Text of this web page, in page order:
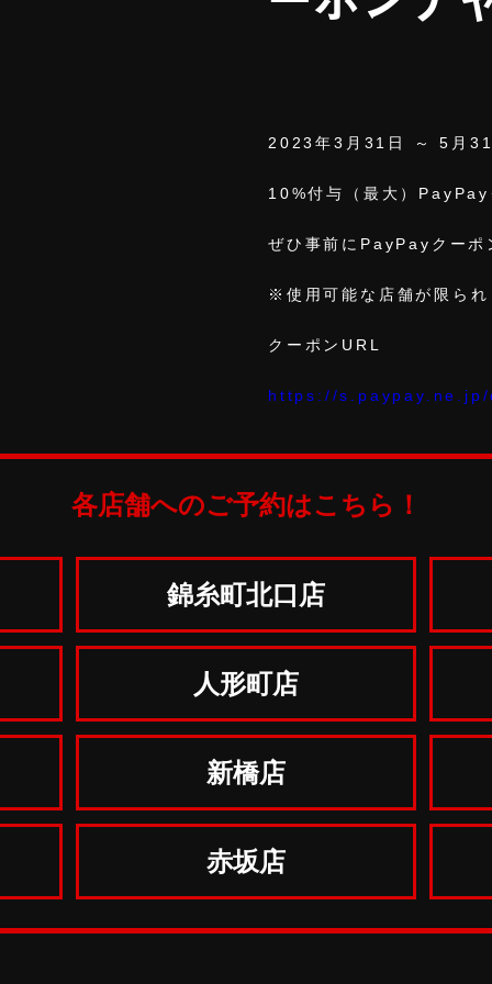
2023年3月31日 ～ 5月
10%付与（最大）
ぜひ事前にPayPayクー
※使用可能な店舗が限ら
クーポンURL
https://s.paypay.ne.jp/
各店舗へのご予約はこちら！
錦糸町北口店
人形町店
新橋店
赤坂店